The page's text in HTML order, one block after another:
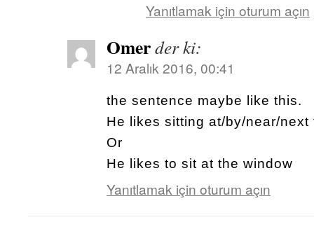
Yanıtlamak için oturum açın
Omerder ki:
12 Aralık 2016, 00:41
the sentence maybe like this.
He likes sitting at/by/near/next
Or
He likes to sit at the window
Yanıtlamak için oturum açın